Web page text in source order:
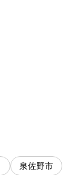
泉佐野市